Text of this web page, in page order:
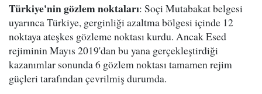
Türkiye'nin gözlem noktaları: Soçi Mutabakat belgesi
uyarınca Türkiye, gerginliği azaltma bölgesi içinde 12
noktaya ateşkes gözleme noktası kurdu. Ancak Esed
rejiminin Mayıs 2019'dan bu yana gerçekleştirdiği
kazanımlar sonunda 6 gözlem noktası tamamen rejim
güçleri tarafından çevrilmiş durumda.